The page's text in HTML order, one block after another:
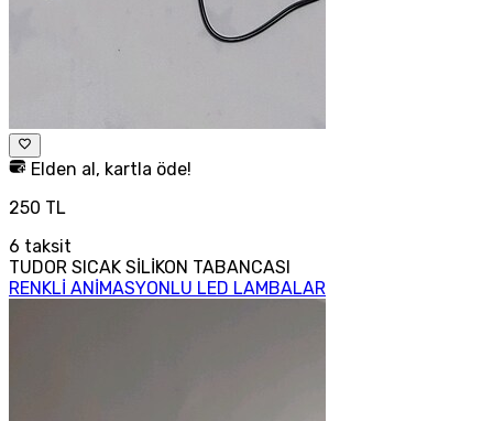
Elden al, kartla öde!
250 TL
6 taksit
TUDOR SICAK SİLİKON TABANCASI
RENKLİ ANİMASYONLU LED LAMBALAR